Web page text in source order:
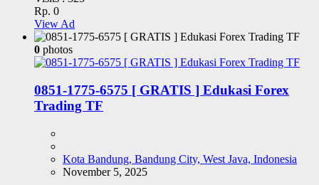
Rp. 0
View Ad
0 photos
0851-1775-6575 [ GRATIS ] Edukasi Forex
Trading TF
Kota Bandung, Bandung City, West Java, Indonesia
November 5, 2025